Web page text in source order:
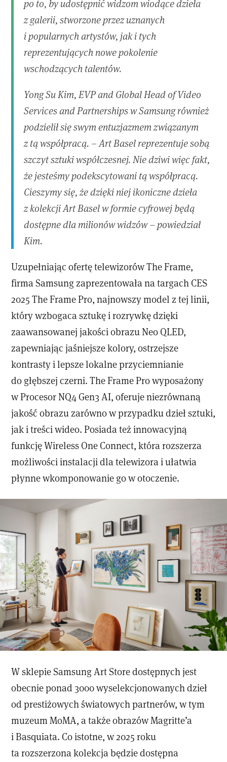
po to, by udostępnić widzom wiodące dzieła
z galerii, stworzone przez uznanych
i popularnych artystów, jak i tych
reprezentujących nowe pokolenie
wschodzących talentów.
Yong Su Kim, EVP and Global Head of Video
Services and Partnerships w Samsung również
podzielił się swym entuzjazmem związanym
z tą współpracą. – Art Basel reprezentuje sobą
szczyt sztuki współczesnej. Nie dziwi więc fakt,
że jesteśmy podekscytowani tą współpracą.
Cieszymy się, że dzięki niej ikoniczne dzieła
z kolekcji Art Basel w formie cyfrowej będą
dostępne dla milionów widzów – powiedział
Kim.
Uzupełniając ofertę telewizorów The Frame,
firma Samsung zaprezentowała na targach CES
2025 The Frame Pro, najnowszy model z tej linii,
który wzbogaca sztukę i rozrywkę dzięki
zaawansowanej jakości obrazu Neo QLED,
zapewniając jaśniejsze kolory, ostrzejsze
kontrasty i lepsze lokalne przyciemnianie
do głębszej czerni. The Frame Pro wyposażony
w Procesor NQ4 Gen3 AI, oferuje niezrównaną
jakość obrazu zarówno w przypadku dzieł sztuki,
jak i treści wideo. Posiada też innowacyjną
funkcję Wireless One Connect, która rozszerza
możliwości instalacji dla telewizora i ułatwia
płynne wkomponowanie go w otoczenie.
W sklepie Samsung Art Store dostępnych jest
obecnie ponad 3000 wyselekcjonowanych dzieł
od prestiżowych światowych partnerów, w tym
muzeum MoMA, a także obrazów Magritte’a
i Basquiata. Co istotne, w 2025 roku
ta rozszerzona kolekcja będzie dostępna